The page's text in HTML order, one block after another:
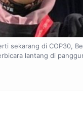
sekarang di COP30,
lantang di